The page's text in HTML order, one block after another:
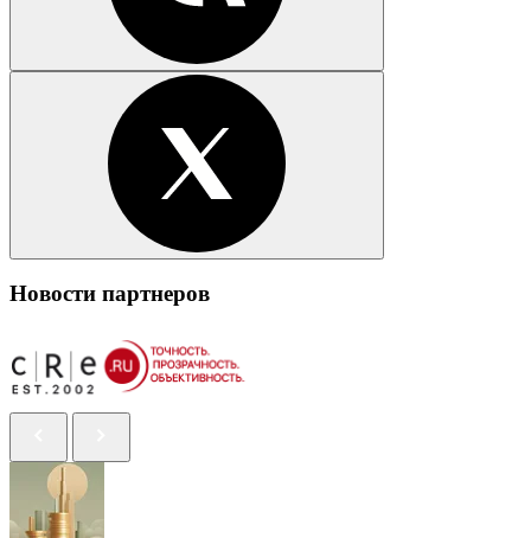
Новости партнеров